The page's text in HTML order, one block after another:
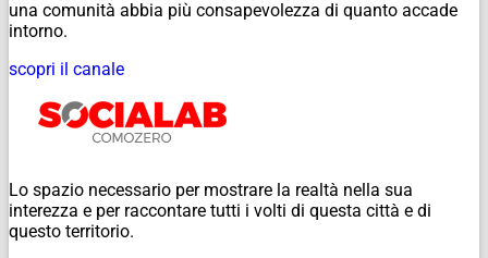
una comunità abbia più consapevolezza di quanto accade
intorno.
scopri il canale
Lo spazio necessario per mostrare la realtà nella sua
interezza e per raccontare tutti i volti di questa città e di
questo territorio.